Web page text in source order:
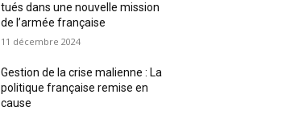
tués dans une nouvelle mission
de l’armée française
11 décembre 2024
Gestion de la crise malienne : La
politique française remise en
cause